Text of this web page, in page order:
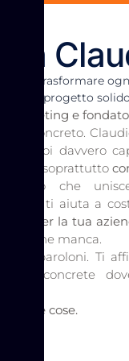
Trasformare
in un progetto
Marketing e
concreto.
se vuoi davvero
e soprattutto
che
ascolto, ti aiuta a
per la tua
ciò che manca.
di paroloni. Ti
concrete
le cose.